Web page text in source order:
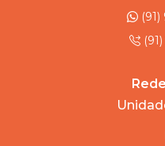
(91)